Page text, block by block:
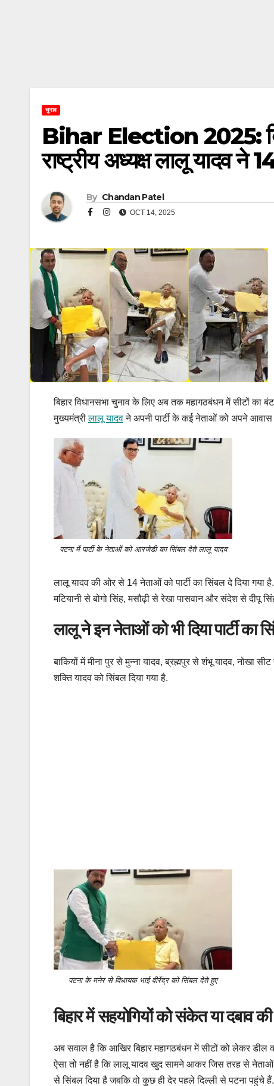
चुनाव
Bihar Election 2025:
राष्ट्रीय अध्यक्ष लालू यादव
By Chandan Patel
OCT 14, 2025
बिहार विधानसभा चुनाव के लिए अब तक महागठबंधन में सीटों का
मुख्यमंत्रीलालू यादवने अपनी पार्टी के कई नेताओं को अपने आवास
पटना में पार्टी के नेताओं को आरजेडी का सिंबल देते लालू यादव
लालू यादव की ओर से 14 नेताओं को पार्टी का सिंबल दे दिया
मटियानी से बोगो सिंह, मसौढ़ी से रेखा पासवान और संदेश से दीपू
लालू ने इन नेताओं को भी दिया पार्टी का
बाकियों में मीना पुर से मुन्ना यादव, ब्रह्मपुर से शंभू यादव,
शक्ति यादव को सिंबल दिया गया है.
पटना के मनेर से विधायक भाई वीरेंद्र को सिंबल देते हुए
बिहार में सहयोगियों को संकेत या दबाव
अब सवाल है कि आखिर बिहार महागठबंधन में सीटों को लेकर डील
ऐसा तो नहीं है कि लालू यादव खुद सामने आकर जिस तरह से नेताओं
से सिंबल दिया है जबकि वो कुछ ही देर पहले दिल्ली से पटना पहुंचे हैं.